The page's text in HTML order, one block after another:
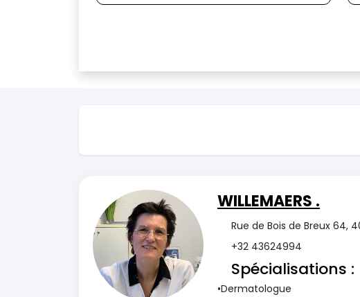
WILLEMAERS .
Rue de Bois de Breux 64,
+32 43624994
Spécialisations :
Dermatologue